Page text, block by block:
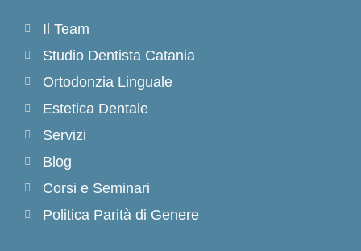
Il Team
Studio Dentista Catania
Ortodonzia Linguale
Estetica Dentale
Servizi
Blog
Corsi e Seminari
Politica Parità di Genere